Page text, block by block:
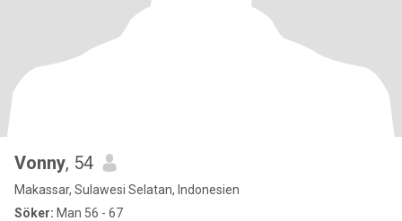
Vonny, 54
Makassar, Sulawesi Selatan, Indonesien
Söker: Man 56 - 67